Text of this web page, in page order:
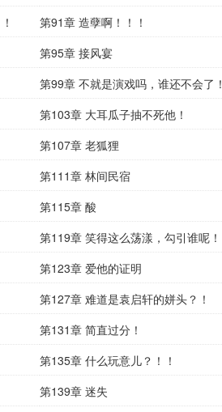
第91章 造孽啊！！！
第95章 接风宴
第99章 不就是演戏吗，谁还不会了！
第103章 大耳瓜子抽不死他！
第107章 老狐狸
第111章 林间民宿
第115章 酸
第119章 笑得这么荡漾，勾引谁呢！
第123章 爱他的证明
第127章 难道是袁启轩的姘头？！
第131章 简直过分！
第135章 什么玩意儿？！！
第139章 迷失